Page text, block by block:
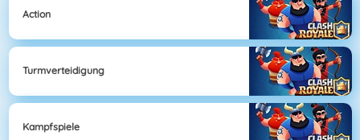
Action
Turmverteidigung
Kampfspiele